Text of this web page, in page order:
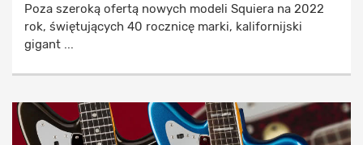
Poza szeroką ofertą nowych modeli Squiera na 2022
rok, świętujących 40 rocznicę marki, kalifornijski
gigant ...